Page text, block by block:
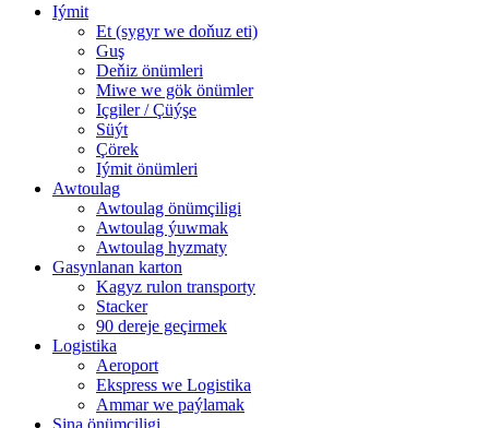
Iýmit
Et (sygyr we doňuz eti)
Guş
Deňiz önümleri
Miwe we gök önümler
Içgiler / Çüýşe
Süýt
Çörek
Iýmit önümleri
Awtoulag
Awtoulag önümçiligi
Awtoulag ýuwmak
Awtoulag hyzmaty
Gasynlanan karton
Kagyz rulon transporty
Stacker
90 dereje geçirmek
Logistika
Aeroport
Ekspress we Logistika
Ammar we paýlamak
Şina önümçiligi